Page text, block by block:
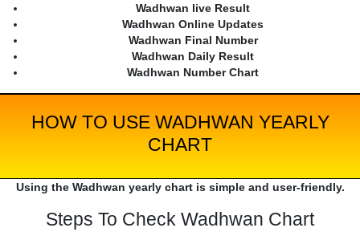
Wadhwan live Result
Wadhwan Online Updates
Wadhwan Final Number
Wadhwan Daily Result
Wadhwan Number Chart
HOW TO USE WADHWAN YEARLY
CHART
Using the Wadhwan yearly chart is simple and user-friendly.
Steps To Check Wadhwan Chart